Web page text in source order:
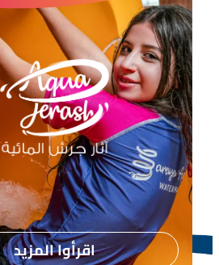
اقرأوا المزيد